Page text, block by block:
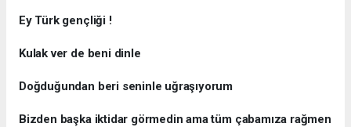
Ey Türk gençliği !
Kulak ver de beni dinle
Doğduğundan beri seninle uğraşıyorum
Bizden başka iktidar görmedin ama tüm çabamıza rağmen